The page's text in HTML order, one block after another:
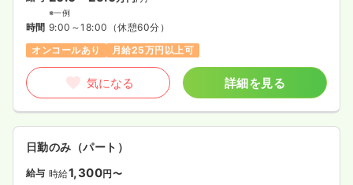
※一例
時間 9:00～18:00 （休憩60分）
オンコールあり
月給25万円以上可
気になる 詳細を見る
日勤のみ（パート）
給与 時給1,300円〜